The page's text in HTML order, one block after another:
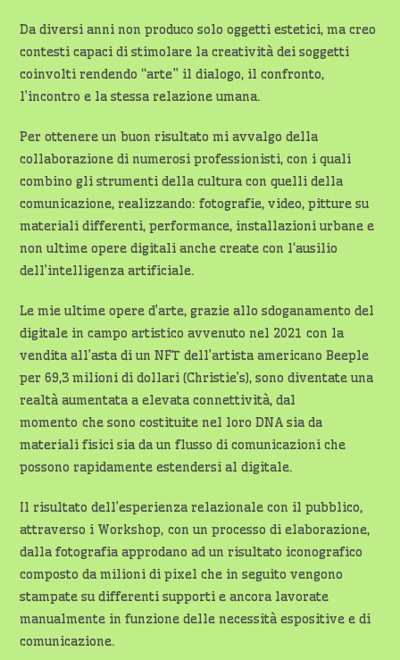
Da diversi anni non produco solo oggetti estetici, ma creo
contesti capaci di stimolare la creatività dei soggetti
coinvolti rendendo “arte” il dialogo, il confronto,
l’incontro e la stessa relazione umana.
Per ottenere un buon risultato mi avvalgo della
collaborazione di numerosi professionisti, con i quali
combino gli strumenti della cultura con quelli della
comunicazione, realizzando: fotografie, video, pitture su
materiali differenti, performance, installazioni urbane e
non ultime opere digitali anche create con l‘ausilio
dell’intelligenza artificiale.
Le mie ultime opere d’arte, grazie allo sdoganamento del
digitale in campo artistico avvenuto nel 2021 con la
vendita all’asta di un NFT dell’artista americano Beeple
per 69,3 milioni di dollari (Christie’s), sono diventate una
realtà aumentata a elevata connettività, dal
momento che sono costituite nel loro DNA sia da
materiali fisici sia da un flusso di comunicazioni che
possono rapidamente estendersi al digitale.
Il risultato dell’esperienza relazionale con il pubblico,
attraverso i Workshop, con un processo di elaborazione,
dalla fotografia approdano ad un risultato iconografico
composto da milioni di pixel che in seguito vengono
stampate su differenti supporti e ancora lavorate
manualmente in funzione delle necessità espositive e di
comunicazione.